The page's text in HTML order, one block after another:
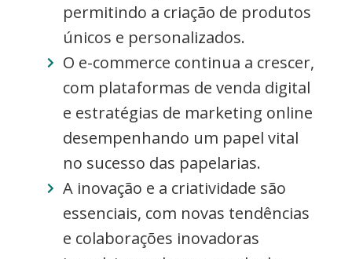
permitindo a criação de produtos
únicos e personalizados.
O e-commerce continua a crescer,
com plataformas de venda digital
e estratégias de marketing online
desempenhando um papel vital
no sucesso das papelarias.
A inovação e a criatividade são
essenciais, com novas tendências
e colaborações inovadoras